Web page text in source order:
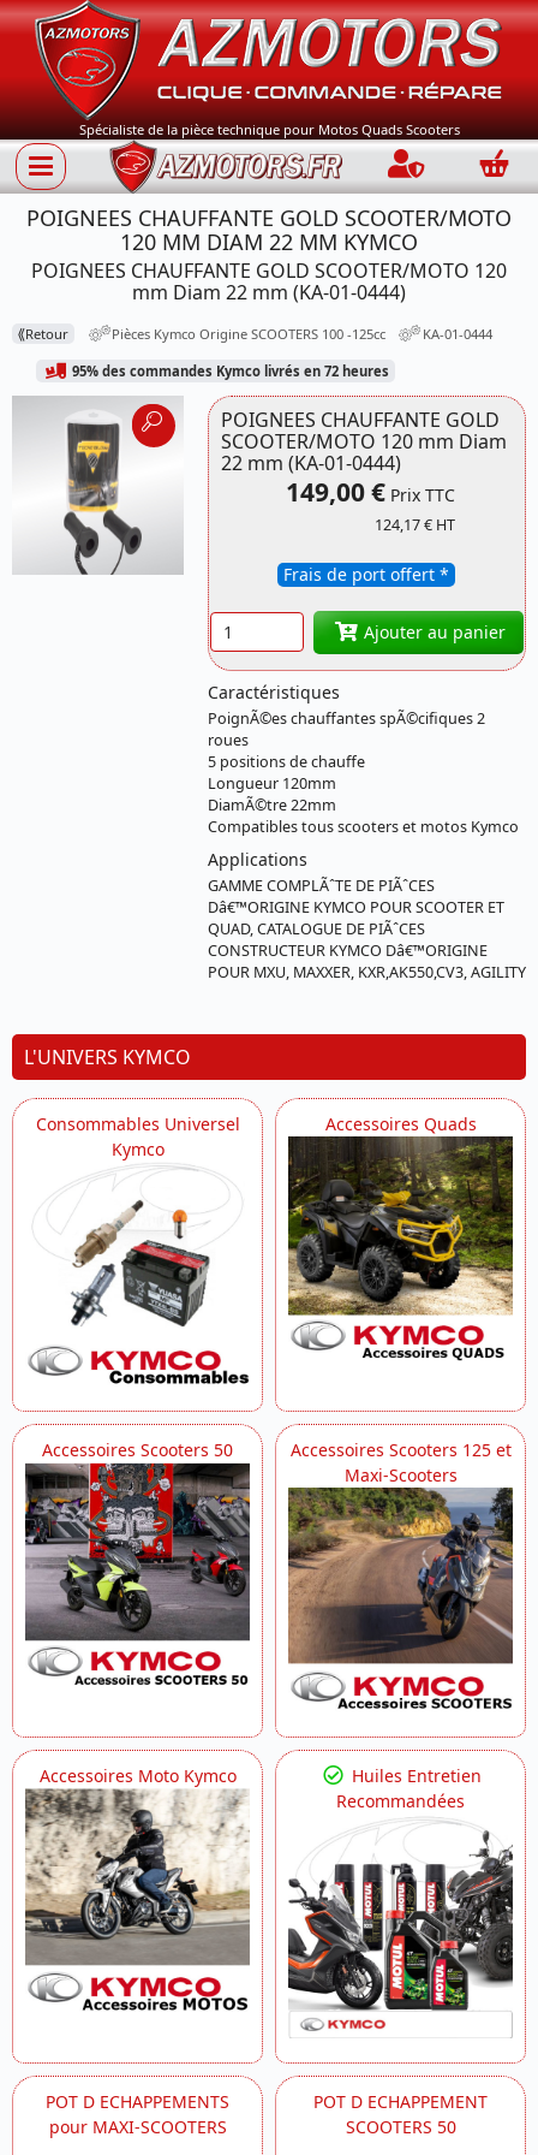
Spécialiste de la pièce technique pour Motos Quads Scooters
Connection
POIGNEES CHAUFFANTE GOLD SCOOTER/MOTO
120 MM DIAM 22 MM KYMCO
POIGNEES CHAUFFANTE GOLD SCOOTER/MOTO 120
mm Diam 22 mm (KA-01-0444)
⟪Retour Pièces Kymco Origine SCOOTERS 100 -125cc KA-01-0444
95% des commandes Kymco livrés en 72 heures
Référence
PC.GOLD.120 KYMCO
POIGNEES CHAUFFANTE GOLD
SCOOTER/MOTO 120 mm Diam
22 mm (KA-01-0444)
149,00 € Prix TTC
124,17 € HT
Frais de port offert *
Quantité Ajouter au panier
Caractéristiques
PoignÃ©es chauffantes spÃ©cifiques 2
roues
5 positions de chauffe
Longueur 120mm
DiamÃ©tre 22mm
Compatibles tous scooters et motos Kymco
Applications
GAMME COMPLÃˆTE DE PIÃˆCES
Dâ€™ORIGINE KYMCO POUR SCOOTER ET
QUAD, CATALOGUE DE PIÃˆCES
CONSTRUCTEUR KYMCO Dâ€™ORIGINE
POUR MXU, MAXXER, KXR,AK550,CV3, AGILITY
L'UNIVERS KYMCO
Consommables Universel
Kymco
Accessoires Quads
Accessoires Scooters 50
Accessoires Scooters 125 et
Maxi-Scooters
Accessoires Moto Kymco
Huiles Entretien
Recommandées
POT D ECHAPPEMENTS
pour MAXI-SCOOTERS
POT D ECHAPPEMENT
SCOOTERS 50